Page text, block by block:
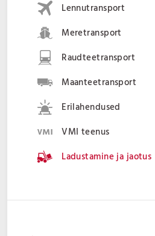
Lennutransport
Meretransport
Raudteetransport
Maanteetransport
Erilahendused
VMI teenus
Ladustamine ja jaotus